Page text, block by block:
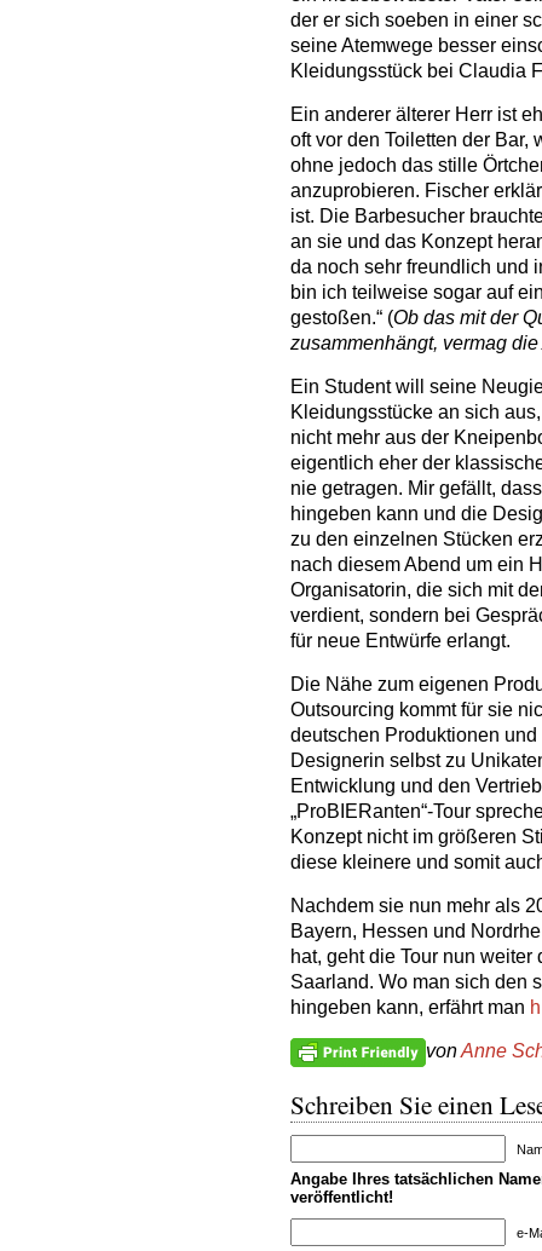
der er sich soeben in einer
seine Atemwege besser
Kleidungsstück bei Claudia
Ein anderer älterer Herr ist
oft vor den Toiletten der Bar,
ohne jedoch das stille
anzuprobieren. Fischer
ist. Die Barbesucher
an sie und das Konzept
da noch sehr freundlich und
bin ich teilweise sogar auf
gestoßen.“ (Ob das mit der
zusammenhängt, vermag
Ein Student will seine
Kleidungsstücke an sich
nicht mehr aus der
eigentlich eher der
nie getragen. Mir gefällt,
hingeben kann und die
zu den einzelnen Stücken
nach diesem Abend um ein
Organisatorin, die sich mit
verdient, sondern bei
für neue Entwürfe erlangt.
Die Nähe zum eigenen
Outsourcing kommt für sie
deutschen Produktionen
Designerin selbst zu
Entwicklung und den
„ProBIERanten“-Tour
Konzept nicht im größeren
diese kleinere und somit
Nachdem sie nun mehr als
Bayern, Hessen und
hat, geht die Tour nun
Saarland. Wo man sich den
hingeben kann, erfährt man
vonAnne
Schreiben Sie einen
Angabe Ihres tatsächlichen
veröffentlicht!
e-